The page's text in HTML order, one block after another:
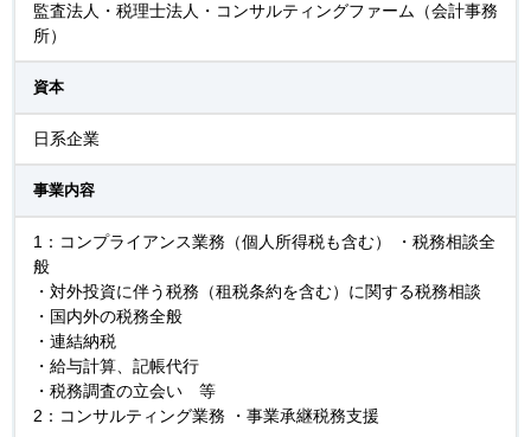
監査法人・税理士法人・コンサルティングファーム（会計事務
所）
資本
日系企業
事業内容
1：コンプライアンス業務（個人所得税も含む） ・税務相談全
般
・対外投資に伴う税務（租税条約を含む）に関する税務相談
・国内外の税務全般
・連結納税
・給与計算、記帳代行
・税務調査の立会い 等
2：コンサルティング業務 ・事業承継税務支援